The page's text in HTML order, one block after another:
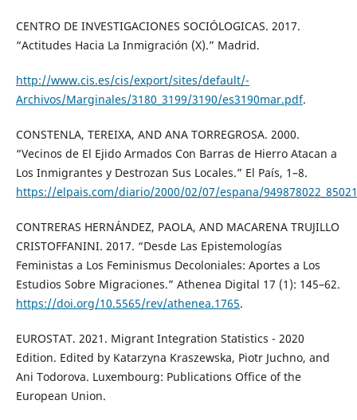
CENTRO DE INVESTIGACIONES SOCIÓLOGICAS. 2017.
“Actitudes Hacia La Inmigración (X).” Madrid.
http://www.cis.es/cis/export/sites/default/-
Archivos/Marginales/3180_3199/3190/es3190mar.pdf.
CONSTENLA, TEREIXA, AND ANA TORREGROSA. 2000.
“Vecinos de El Ejido Armados Con Barras de Hierro Atacan a
Los Inmigrantes y Destrozan Sus Locales.” El País, 1–8.
https://elpais.com/diario/2000/02/07/espana/
CONTRERAS HERNÁNDEZ, PAOLA, AND MACARENA TRUJILLO
CRISTOFFANINI. 2017. “Desde Las Epistemologías
Feministas a Los Feminismus Decoloniales: Aportes a Los
Estudios Sobre Migraciones.” Athenea Digital 17 (1): 145–62.
https://doi.org/10.5565/rev/athenea.1765.
EUROSTAT. 2021. Migrant Integration Statistics - 2020
Edition. Edited by Katarzyna Kraszewska, Piotr Juchno, and
Ani Todorova. Luxembourg: Publications Office of the
European Union.